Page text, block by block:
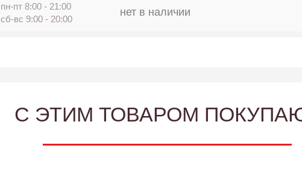
пн-пт 8:00 - 21:00
сб-вс 9:00 - 20:00
нет в наличии
C ЭТИМ ТОВАРОМ